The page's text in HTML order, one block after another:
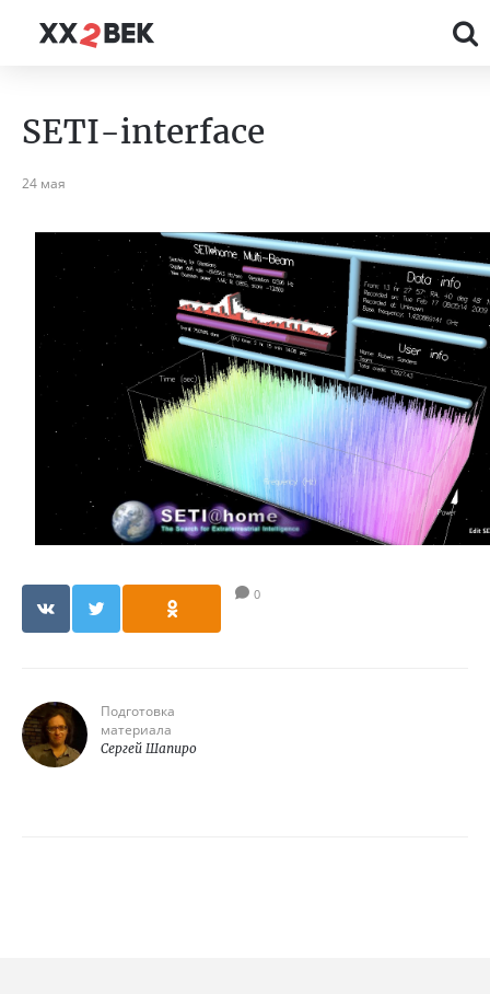
SETI-interface
24 мая
0
Подготовка
материала
Сергей Шапиро